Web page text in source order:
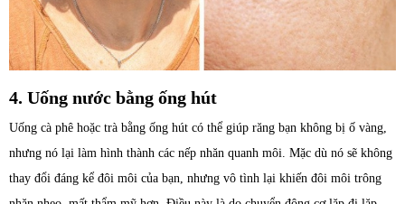
4. Uống nước bằng ống hút
Uống cà phê hoặc trà bằng ống hút có thể giúp răng bạn không bị ố vàng,
nhưng nó lại làm hình thành các nếp nhăn quanh môi. Mặc dù nó sẽ không
thay đổi đáng kể đôi môi của bạn, nhưng vô tình lại khiến đôi môi trông